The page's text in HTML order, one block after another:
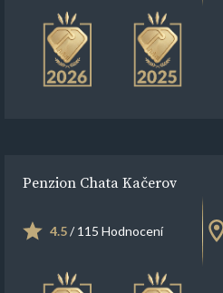
Penzion Chata Kačerov
4.5/ 115 Hodnocení